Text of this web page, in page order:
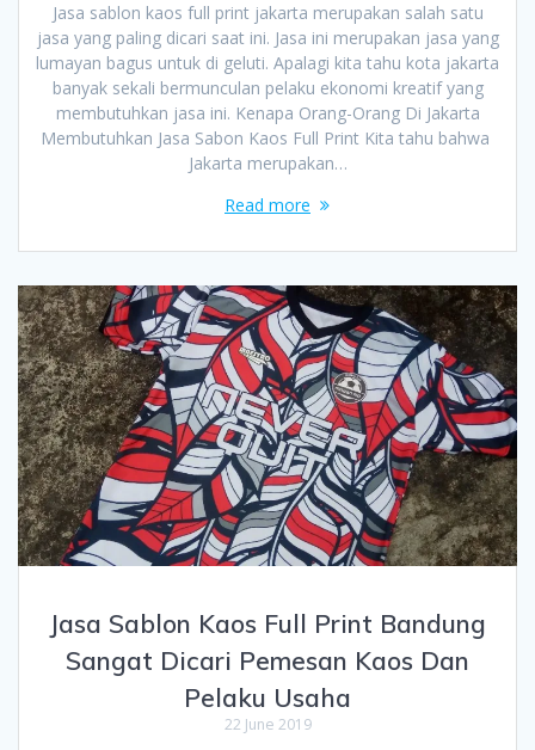
Jasa sablon kaos full print jakarta merupakan salah satu
jasa yang paling dicari saat ini. Jasa ini merupakan jasa yang
lumayan bagus untuk di geluti. Apalagi kita tahu kota jakarta
banyak sekali bermunculan pelaku ekonomi kreatif yang
membutuhkan jasa ini. Kenapa Orang-Orang Di Jakarta
Membutuhkan Jasa Sabon Kaos Full Print Kita tahu bahwa
Jakarta merupakan…
Read more
Jasa Sablon Kaos Full Print Bandung
Sangat Dicari Pemesan Kaos Dan
Pelaku Usaha
22 June 2019